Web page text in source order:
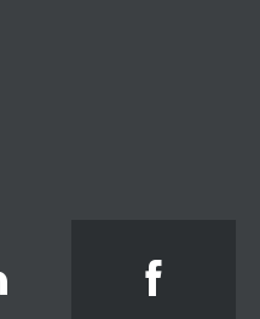
Linkedin